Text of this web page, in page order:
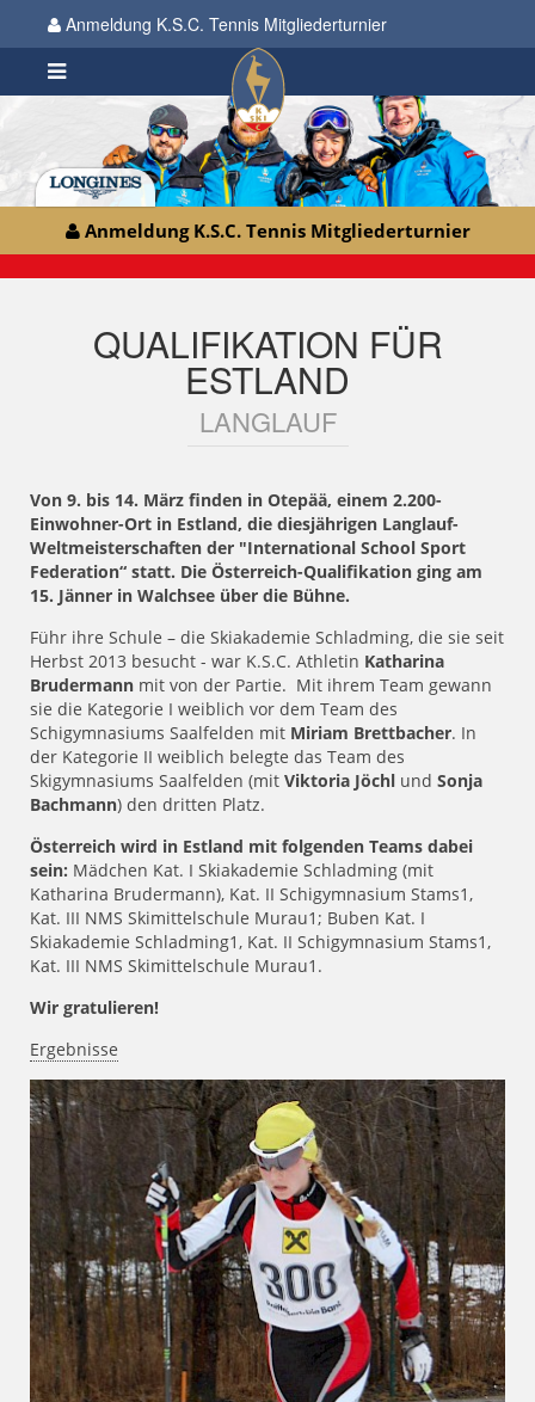
Anmeldung K.S.C. Tennis Mitgliederturnier
Anmeldung K.S.C. Tennis Mitgliederturnier
QUALIFIKATION FÜR
ESTLAND
LANGLAUF
Von 9. bis 14. März finden in Otepää, einem 2.200-
Einwohner-Ort in Estland, die diesjährigen Langlauf-
Weltmeisterschaften der "International School Sport
Federation“ statt. Die Österreich-Qualifikation ging am
15. Jänner in Walchsee über die Bühne.
Führ ihre Schule – die Skiakademie Schladming, die sie seit
Herbst 2013 besucht - war K.S.C. Athletin Katharina
Brudermann mit von der Partie. Mit ihrem Team gewann
sie die Kategorie I weiblich vor dem Team des
Schigymnasiums Saalfelden mit Miriam Brettbacher. In
der Kategorie II weiblich belegte das Team des
Skigymnasiums Saalfelden (mit Viktoria Jöchl und Sonja
Bachmann) den dritten Platz.
Österreich wird in Estland mit folgenden Teams dabei
sein: Mädchen Kat. I Skiakademie Schladming (mit
Katharina Brudermann), Kat. II Schigymnasium Stams1,
Kat. III NMS Skimittelschule Murau1; Buben Kat. I
Skiakademie Schladming1, Kat. II Schigymnasium Stams1,
Kat. III NMS Skimittelschule Murau1.
Wir gratulieren!
Ergebnisse